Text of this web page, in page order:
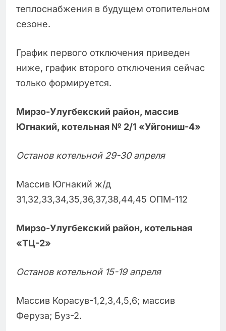
теплоснабжения в будущем отопительном
сезоне.
График первого отключения приведен
ниже, график второго отключения сейчас
только формируется.
Мирзо-Улугбекский район, массив
Югнакий, котельная № 2/1 «Уйгониш-4»
Останов котельной 29-30 апреля
Массив Югнакий ж/д
31,32,33,34,35,36,37,38,44,45 ОПМ-112
Мирзо-Улугбекский район, котельная
«ТЦ-2»
Останов котельной 15-19 апреля
Массив Корасув-1,2,3,4,5,6; массив
Феруза; Буз-2.